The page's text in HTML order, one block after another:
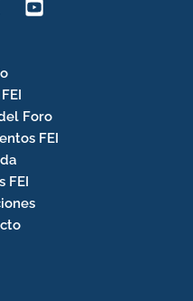
Foro
FEI
FEI